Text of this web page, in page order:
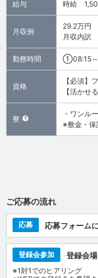
給与 時給
月収例
29.2万円
月収内訳
勤務時間 ①08:15
資格
【必須】
【活かせ
寮
・ワンル
※敷金・保
ご応募の流れ
応募 応募フォーム
登録会参加 登録会
※1対1でのヒアリング